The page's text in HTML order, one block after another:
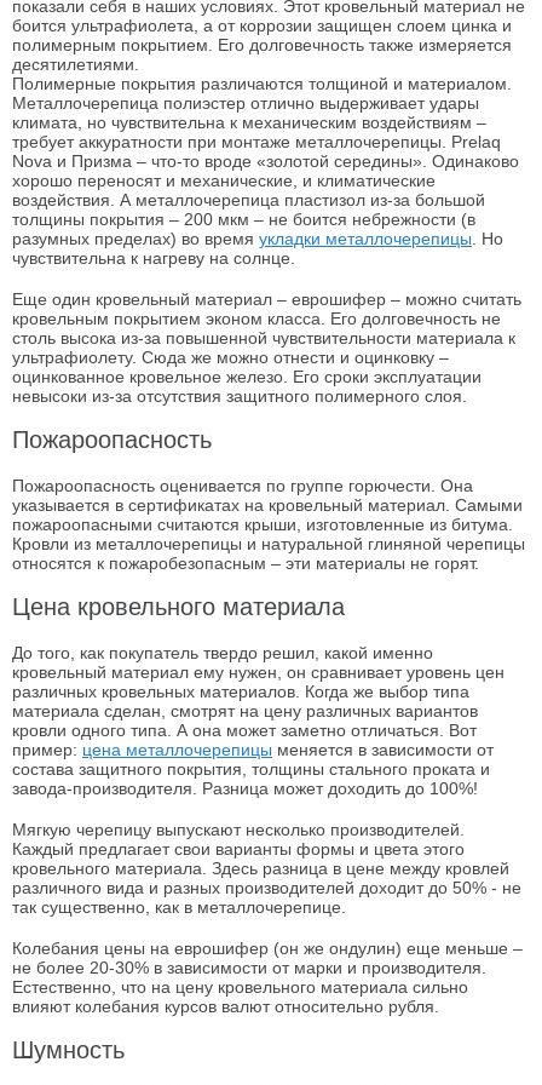
показали себя в наших условиях. Этот кровельный материал не
боится ультрафиолета, а от коррозии защищен слоем цинка и
полимерным покрытием. Его долговечность также измеряется
десятилетиями.
Полимерные покрытия различаются толщиной и материалом.
Металлочерепица полиэстер отлично выдерживает удары
климата, но чувствительна к механическим воздействиям –
требует аккуратности при монтаже металлочерепицы. Prelaq
Nova и Призма – что-то вроде «золотой середины». Одинаково
хорошо переносят и механические, и климатические
воздействия. А металлочерепица пластизол из-за большой
толщины покрытия – 200 мкм – не боится небрежности (в
разумных пределах) во время укладки металлочерепицы. Но
чувствительна к нагреву на солнце.
Еще один кровельный материал – еврошифер – можно считать
кровельным покрытием эконом класса. Его долговечность не
столь высока из-за повышенной чувствительности материала к
ультрафиолету. Сюда же можно отнести и оцинковку –
оцинкованное кровельное железо. Его сроки эксплуатации
невысоки из-за отсутствия защитного полимерного слоя.
Пожароопасность
Пожароопасность оценивается по группе горючести. Она
указывается в сертификатах на кровельный материал. Самыми
пожароопасными считаются крыши, изготовленные из битума.
Кровли из металлочерепицы и натуральной глиняной черепицы
относятся к пожаробезопасным – эти материалы не горят.
Цена кровельного материала
До того, как покупатель твердо решил, какой именно
кровельный материал ему нужен, он сравнивает уровень цен
различных кровельных материалов. Когда же выбор типа
материала сделан, смотрят на цену различных вариантов
кровли одного типа. А она может заметно отличаться. Вот
пример: цена металлочерепицы меняется в зависимости от
состава защитного покрытия, толщины стального проката и
завода-производителя. Разница может доходить до 100%!
Мягкую черепицу выпускают несколько производителей.
Каждый предлагает свои варианты формы и цвета этого
кровельного материала. Здесь разница в цене между кровлей
различного вида и разных производителей доходит до 50% - не
так существенно, как в металлочерепице.
Колебания цены на еврошифер (он же ондулин) еще меньше –
не более 20-30% в зависимости от марки и производителя.
Естественно, что на цену кровельного материала сильно
влияют колебания курсов валют относительно рубля.
Шумность